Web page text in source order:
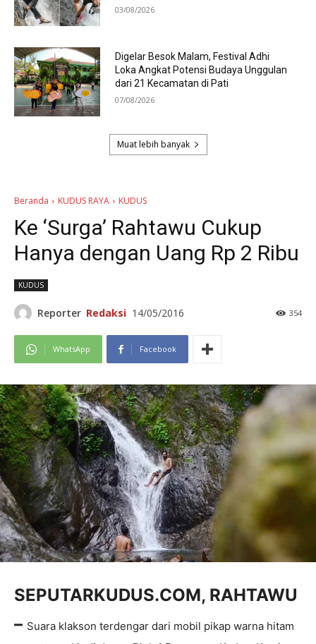
03/08/2026
Digelar Besok Malam, Festival Adhi
Loka Angkat Potensi Budaya Unggulan
dari 21 Kecamatan di Pati
07/08/2026
Muat lebih banyak